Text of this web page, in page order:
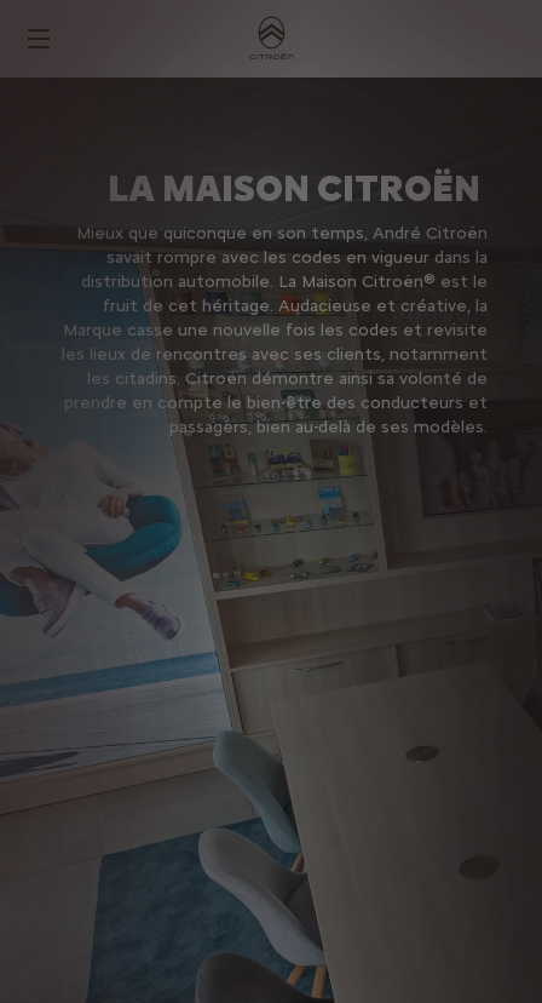
LA MAISON CITROËN
Mieux que quiconque en son temps, André Citroën
savait rompre avec les codes en vigueur dans la
distribution automobile. La Maison Citroën® est le
fruit de cet héritage. Audacieuse et créative, la
Marque casse une nouvelle fois les codes et revisite
les lieux de rencontres avec ses clients, notamment
les citadins. Citroën démontre ainsi sa volonté de
prendre en compte le bien-être des conducteurs et
passagers, bien au-delà de ses modèles.